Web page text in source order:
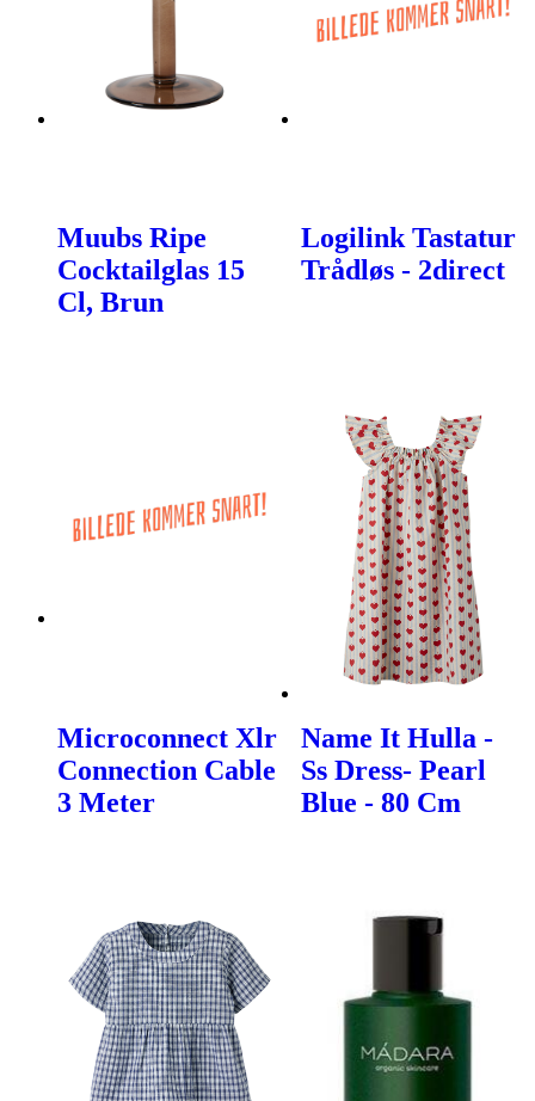
Muubs Ripe
Cocktailglas 15
Cl, Brun
Logilink Tastatur
Trådløs - 2direct
Microconnect Xlr
Connection Cable
3 Meter
Name It Hulla -
Ss Dress- Pearl
Blue - 80 Cm